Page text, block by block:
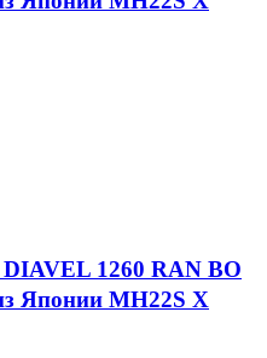
1260 RAN BO
Японии MH22S X